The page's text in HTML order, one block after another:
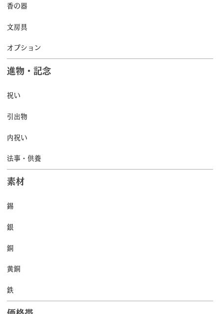
香の器
文房具
オプション
進物・記念
祝い
引出物
内祝い
法事・供養
素材
錫
銀
銅
黄銅
鉄